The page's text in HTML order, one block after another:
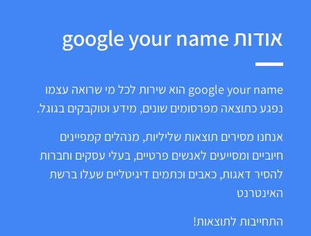
אודות google your name
google your name הוא שירות לכל מי שרואה עצמו
נפגע כתוצאה מפרסומים שונים, מידע וטוקבקים בגוגל.
אנחנו מסירים תוצאות שליליות, מנהלים קמפיינים
חיוביים ומסייעים לאנשים פרטיים, בעלי עסקים וחברות
להסיר דאגות, כאבים וכתמים דיגיטליים שעלו ברשת
האינטרנט
התחייבות לתוצאות!